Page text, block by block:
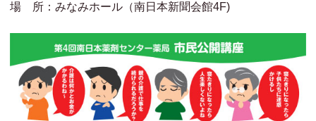
場 所：みなみホール（南日本新聞会館4F)